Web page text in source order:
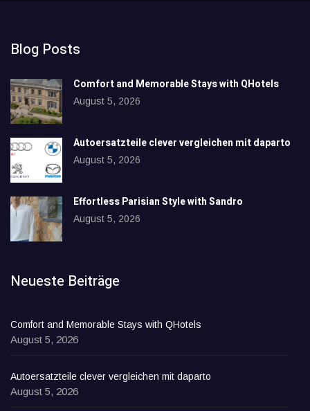
Blog Posts
Comfort and Memorable Stays with QHotels
August 5, 2026
Autoersatzteile clever vergleichen mit daparto
August 5, 2026
Effortless Parisian Style with Sandro
August 5, 2026
Neueste Beiträge
Comfort and Memorable Stays with QHotels
August 5, 2026
Autoersatzteile clever vergleichen mit daparto
August 5, 2026